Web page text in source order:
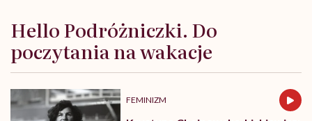
Hello Podróżniczki. Do
poczytania na wakacje
FEMINIZM